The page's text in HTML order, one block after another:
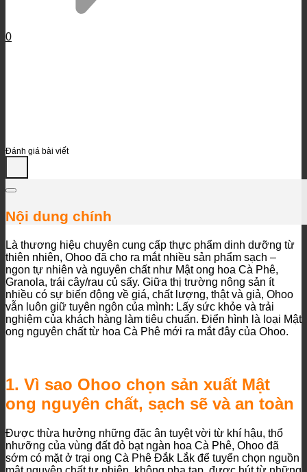
0
Đánh giá bài viết
Nội dung chính
Là thương hiệu chuyên cung cấp thực phẩm dinh dưỡng từ
thiên nhiên, Ohoo đã cho ra mắt nhiều sản phẩm sạch –
ngon tự nhiên và nguyên chất như Mật ong hoa Cà Phê,
Granola, trái cây/rau củ sấy. Giữa thị trường nông sản ít
nhiều có sự biến động về giá, chất lượng, thật và giả, Ohoo
vẫn luôn giữ tuyên ngôn của mình: Lấy sức khỏe và trải
nghiệm của khách hàng làm tiêu chuẩn. Điển hình là loại Mật
ong nguyên chất từ hoa Cà Phê mới ra mắt đây của Ohoo.
1. Vì sao Ohoo chọn sản xuất Mật
ong nguyên chất, sạch sẽ và an toàn
Được thừa hưởng những đặc ân tuyệt vời từ khí hậu, thổ
nhưỡng của vùng đất đỏ bạt ngàn hoa Cà Phê, Ohoo đã
sớm có mặt ở trại ong Cà Phê Đắk Lắk để tuyển chọn nguồn